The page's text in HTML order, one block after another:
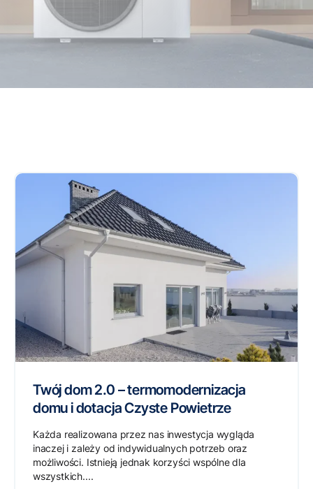
Twój dom 2.0 – termomodernizacja
domu i dotacja Czyste Powietrze
Każda realizowana przez nas inwestycja wygląda
inaczej i zależy od indywidualnych potrzeb oraz
możliwości. Istnieją jednak korzyści wspólne dla
wszystkich....